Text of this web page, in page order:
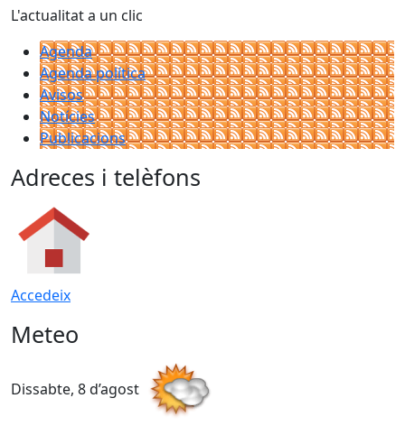
L'actualitat a un clic
Agenda
Agenda política
Avisos
Notícies
Publicacions
Adreces i telèfons
Accedeix
Meteo
Dissabte, 8 d’agost